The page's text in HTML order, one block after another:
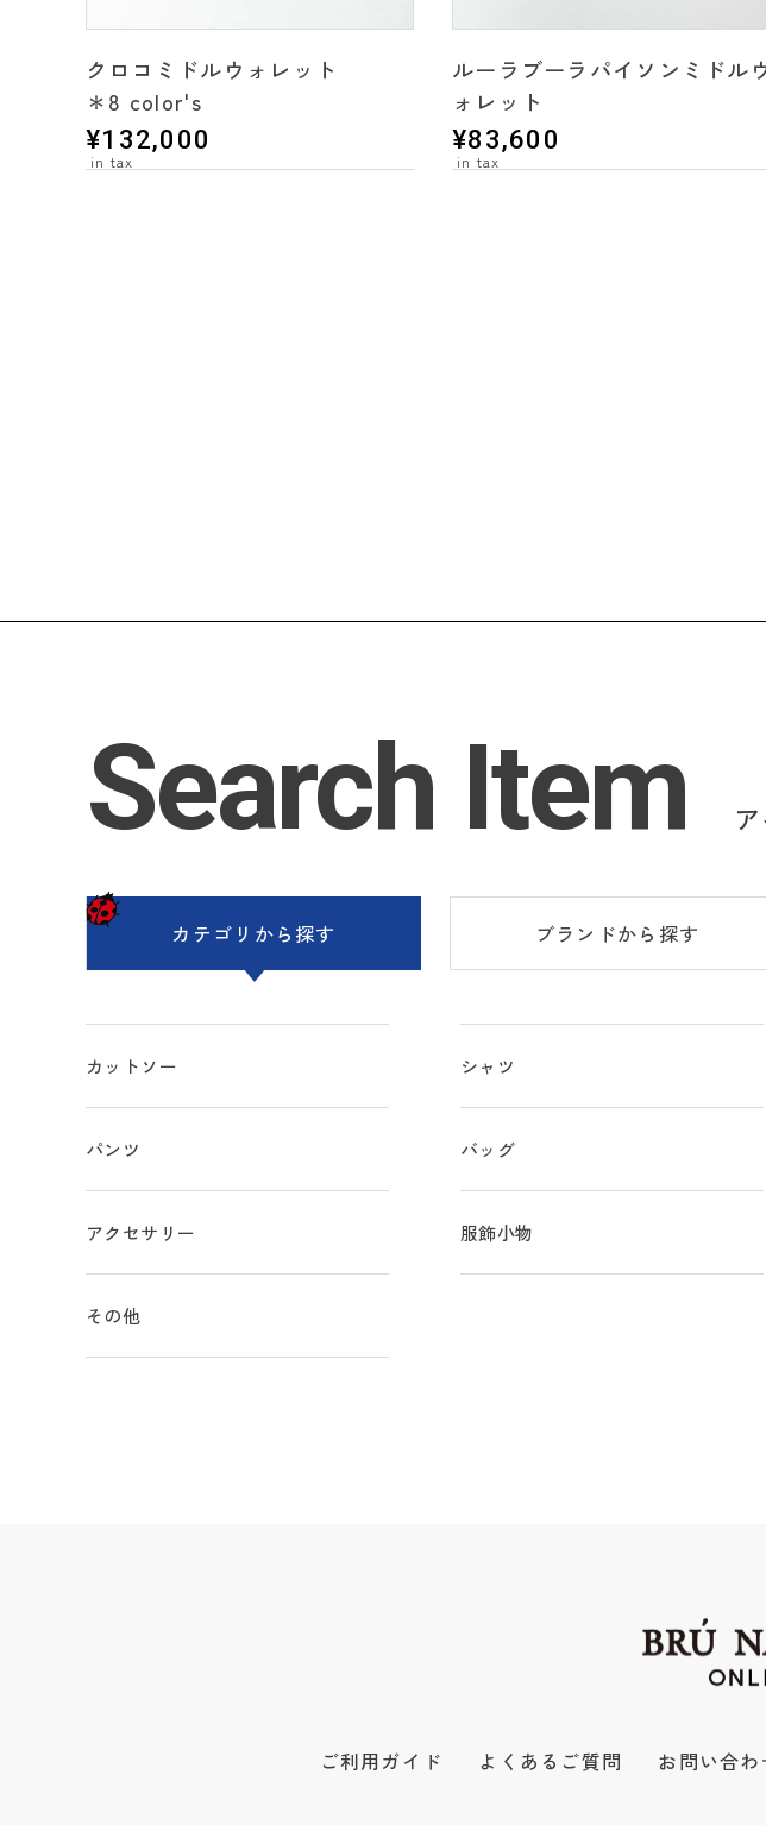
クロコミドルウォレット
＊8 color's
¥132,000
ルーラブーラパイソンミドル
ォレット
¥83,600
Search Item
カテゴリ から探す ブランドから探す
カットソー シャツ
パンツ バッグ
アクセサリー 服飾小物
その他
ご利用ガイド よくあるご質問 お問い合わ